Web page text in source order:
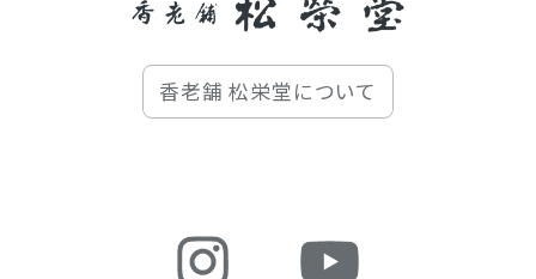
香老舗 松栄堂について